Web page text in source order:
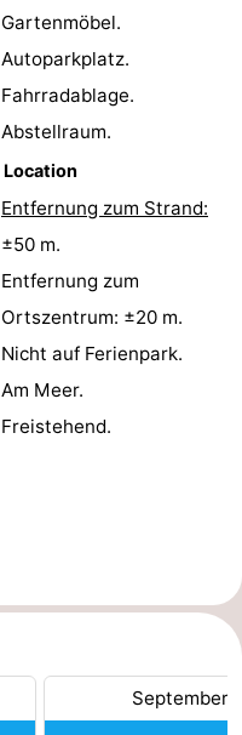
Gartenmöbel.
Autoparkplatz.
Fahrradablage.
Abstellraum.
Location
Entfernung zum Strand:
±50 m.
Entfernung zum
Ortszentrum: ±20 m.
Nicht auf Ferienpark.
Am Meer.
Freistehend.
September